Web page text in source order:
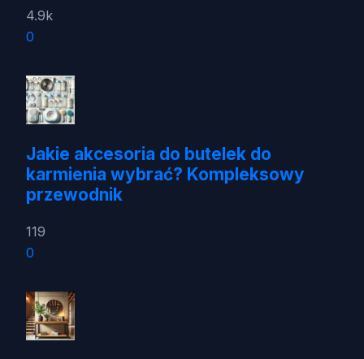
4.9k
0
Jakie akcesoria do butelek do
karmienia wybrać? Kompleksowy
przewodnik
119
0